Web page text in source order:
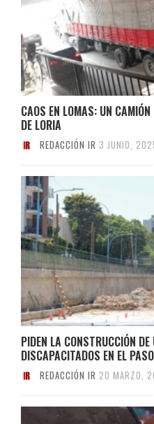
CAOS EN LOMAS: UN
DE LORIA
REDACCIÓN IR 3 JUNIO,
PIDEN LA CONSTRUCCIÓN
DISCAPACITADOS EN EL
REDACCIÓN IR 20 MARZO,